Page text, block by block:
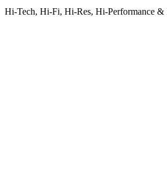
Hi-Tech, Hi-Fi, Hi-Res, Hi-Performance